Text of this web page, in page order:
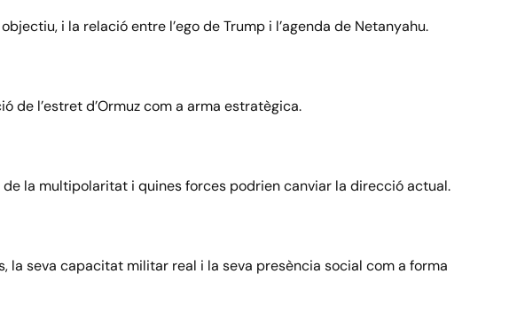
i la relació entre l’ego de Trump i l’agenda de Netanyahu.
de l’estret d’Ormuz com a arma estratègica.
de la multipolaritat i quines forces podrien canviar la direcció actual.
la seva capacitat militar real i la seva presència social com a forma